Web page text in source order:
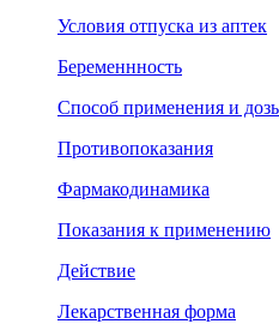
Условия отпуска из аптек
Беременнность
Способ применения и
Противопоказания
Фармакодинамика
Показания к применению
Действие
Лекарственная форма